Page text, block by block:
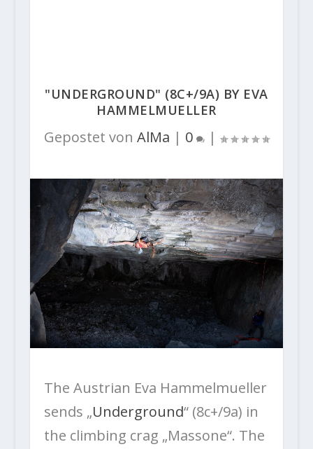
"UNDERGROUND" (8C+/9A) BY EVA
HAMMELMUELLER
Gepostet von AlMa | 0 |
The Austrian Eva Hammelmueller
sends „Underground“ (8c+/9a) in
the climbing crag „Massone“. The